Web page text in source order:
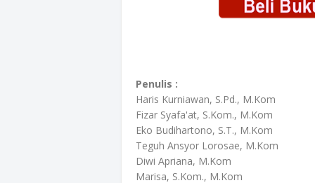
Penulis :
Haris Kurniawan, S.Pd., M.Kom
Fizar Syafa'at, S.Kom., M.Kom
Eko Budihartono, S.T., M.Kom
Teguh Ansyor Lorosae, M.Kom
Diwi Apriana, M.Kom
Marisa, S.Kom., M.Kom